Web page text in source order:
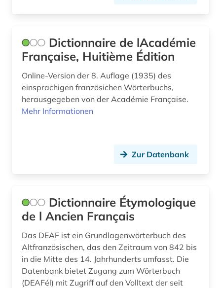
Dictionnaire de lAcadémie
Française, Huitième Édition
Online-Version der 8. Auflage (1935) des
einsprachigen französichen Wörterbuchs,
herausgegeben von der Académie Française.
Mehr Informationen
Zur Datenbank
Dictionnaire Étymologique
de l Ancien Français
Das DEAF ist ein Grundlagenwörterbuch des
Altfranzösischen, das den Zeitraum von 842 bis
in die Mitte des 14. Jahrhunderts umfasst. Die
Datenbank bietet Zugang zum Wörterbuch
(DEAFél) mit Zugriff auf den Volltext der seit